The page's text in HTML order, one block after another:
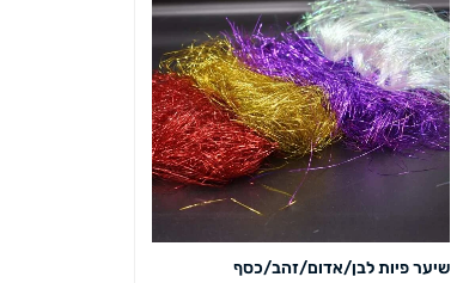
שיער פיות לבן/אדום/זהב/כסף